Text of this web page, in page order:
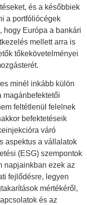
és a későbbiek
a portfóliócégek
hogy Európa a bankári
mellett arra is
tőkekövetelményei
minél inkább külön
magánbefektetői
feltétlenül felelnek
befektetéseik
váró
aspektus a vállalatok
(ESG) szempontok
napjainkban ezek az
fejlődésre, legyen
mértékéről,
és az